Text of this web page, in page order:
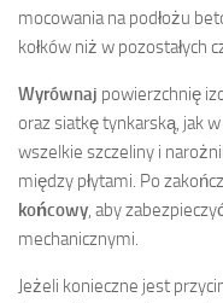
mocowania na podłożu
kołków niż w pozostałych
Wyrównaj powierzchnię
oraz siatkę tynkarską, jak
wszelkie szczeliny i
między płytami. Po
końcowy, aby
mechanicznymi.
Jeżeli konieczne jest